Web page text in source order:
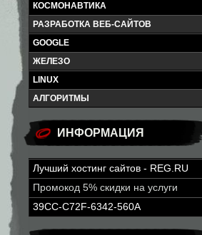
КОСМОНАВТИКА
РАЗРАБОТКА ВЕБ-САЙТОВ
GOOGLE
ЖЕЛЕЗО
LINUX
АЛГОРИТМЫ
ИНФОРМАЦИЯ
Лучший хостинг сайтов - REG.RU
Промокод 5% скидки на услуги
39CC-C72F-6342-560A